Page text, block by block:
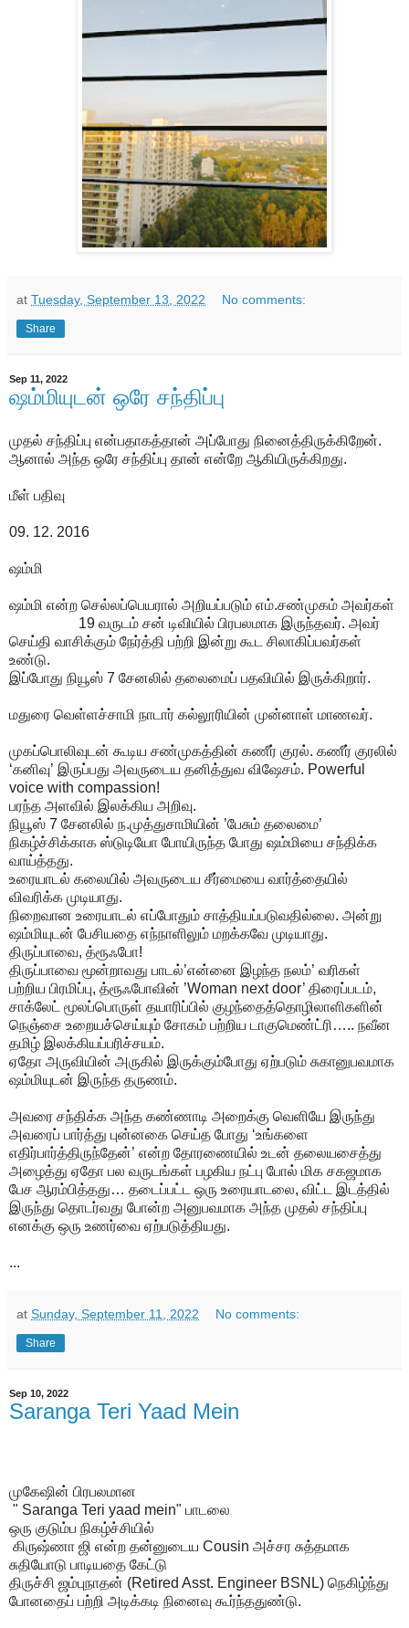
at Tuesday, September 13, 2022 No comments:
Share
Sep 11, 2022
ஷம்மியுடன் ஒரே சந்திப்பு
முதல் சந்திப்பு என்பதாகத்தான் அப்போது நினைத்திருக்கிறேன்.
ஆனால் அந்த ஒரே சந்திப்பு தான் என்றே ஆகியிருக்கிறது.
மீள் பதிவு
09. 12. 2016
ஷம்மி
ஷம்மி என்ற செல்லப்பெயரால் அறியப்படும் எம்.சண்முகம் அவர்கள்
19 வருடம் சன் டிவியில் பிரபலமாக இருந்தவர். அவர்
செய்தி வாசிக்கும் நேர்த்தி பற்றி இன்று கூட சிலாகிப்பவர்கள்
உண்டு.
இப்போது நியூஸ் 7 சேனலில் தலைமைப் பதவியில் இருக்கிறார்.
மதுரை வெள்ளச்சாமி நாடார் கல்லூரியின் முன்னாள் மாணவர்.
முகப்பொலிவுடன் கூடிய சண்முகத்தின் கணீர் குரல். கணீர் குரலில்
‘கனிவு’ இருப்பது அவருடைய தனித்துவ விஷேசம். Powerful
voice with compassion!
பரந்த அளவில் இலக்கிய அறிவு.
நியூஸ் 7 சேனலில் ந.முத்துசாமியின் ’பேசும் தலைமை’
நிகழ்ச்சிக்காக ஸ்டுடியோ போயிருந்த போது ஷம்மியை சந்திக்க
வாய்த்தது.
உரையாடல் கலையில் அவருடைய சீர்மையை வார்த்தையில்
விவரிக்க முடியாது.
நிறைவான உரையாடல் எப்போதும் சாத்தியப்படுவதில்லை. அன்று
ஷம்மியுடன் பேசியதை எந்நாளிலும் மறக்கவே முடியாது.
திருப்பாவை, த்ரூஃபோ!
திருப்பாவை மூன்றாவது பாடல்’என்னை இழந்த நலம்’ வரிகள்
பற்றிய பிரமிப்பு, த்ரூஃபோவின் ’Woman next door’ திரைப்படம்,
சாக்லேட் மூலப்பொருள் தயாரிப்பில் குழந்தைத்தொழிலாளிகளின்
நெஞ்சை உறையச்செய்யும் சோகம் பற்றிய டாகுமெண்ட்ரி….. நவீன
தமிழ் இலக்கியப்பரிச்சயம்.
ஏதோ அருவியின் அருகில் இருக்கும்போது ஏற்படும் சுகானுபவமாக
ஷம்மியுடன் இருந்த தருணம்.
அவரை சந்திக்க அந்த கண்ணாடி அறைக்கு வெளியே இருந்து
அவரைப் பார்த்து புன்னகை செய்த போது ‘உங்களை
எதிர்பார்த்திருந்தேன்’ என்ற தோரணையில் உடன் தலையசைத்து
அழைத்து ஏதோ பல வருடங்கள் பழகிய நட்பு போல் மிக சகஜமாக
பேச ஆரம்பித்தது… தடைப்பட்ட ஒரு உரையாடலை, விட்ட இடத்தில்
இருந்து தொடர்வது போன்ற அனுபவமாக அந்த முதல் சந்திப்பு
எனக்கு ஒரு உணர்வை ஏற்படுத்தியது.
...
at Sunday, September 11, 2022 No comments:
Share
Sep 10, 2022
Saranga Teri Yaad Mein
முகேஷின் பிரபலமான
" Saranga Teri yaad mein" பாடலை
ஒரு குடும்ப நிகழ்ச்சியில்
கிருஷ்ணா ஜி என்ற தன்னுடைய Cousin அச்சர சுத்தமாக
சுதியோடு பாடியதை கேட்டு
திருச்சி ஜம்புநாதன் (Retired Asst. Engineer BSNL) நெகிழ்ந்து
போனதைப் பற்றி அடிக்கடி நினைவு கூர்ந்ததுண்டு.